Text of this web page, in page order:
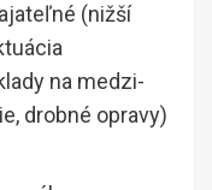
(nižší
na medzi-
drobné opravy)